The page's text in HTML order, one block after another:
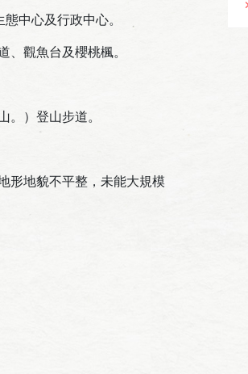
中心及行政中心。
觀魚台及櫻桃楓。
）登山步道。
形地貌不平整，未能大規模